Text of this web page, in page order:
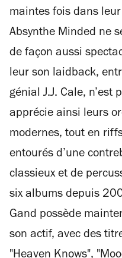
maintes fois dans
Absynthe Minded ne
de façon aussi
leur son laidback,
génial J.J. Cale, n’est
apprécie ainsi leurs
modernes, tout en
entourés d’une
classieux et de
six albums depuis
Gand possède
son actif, avec des